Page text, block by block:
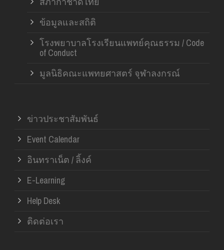
ข้อมูลและสถิติ
โรงพยาบาลโรงเรียนแพทย์คุณธรรม / Code
of Conduct
มูลนิธิคณะแพทยศาสตร์ จุฬาลงกรณ์
ข่าวประชาสัมพันธ์
Event Calendar
อินทราเน็ต / ลิ้งค์
E-Learning
Help Desk
ติดต่อเรา